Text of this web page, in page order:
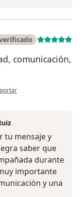
comunicación,
opinión del usuario ANGELA
tu mensaje y
saber que
durante
importante
y una